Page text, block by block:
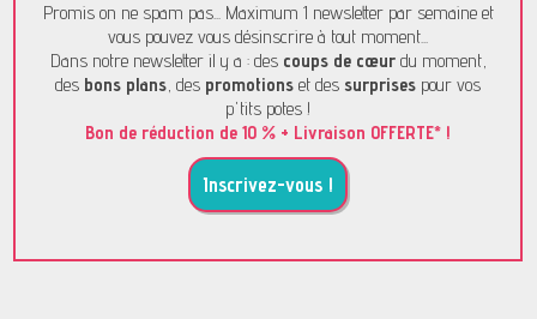
Promis on ne spam pas... Maximum 1 newsletter par semaine et
vous pouvez vous désinscrire à tout moment...
Dans notre newsletter il y a : des coups de cœurdu moment,
des bons plans, des promotions et dessurprises pour vos
p'tits potes !
Bon de réduction de 10 % + Livraison OFFERTE* !
Inscrivez-vous !